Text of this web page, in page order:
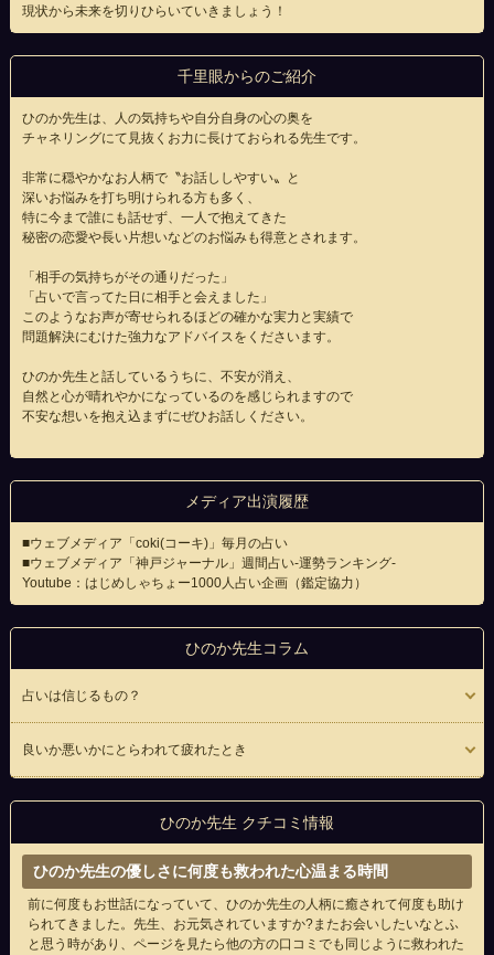
現状から未来を切りひらいていきましょう！
千里眼からのご紹介
ひのか先生は、人の気持ちや自分自身の心の奥を
チャネリングにて見抜くお力に長けておられる先生です。
非常に穏やかなお人柄で〝お話ししやすい〟と
深いお悩みを打ち明けられる方も多く、
特に今まで誰にも話せず、一人で抱えてきた
秘密の恋愛や長い片想いなどのお悩みも得意とされます。
「相手の気持ちがその通りだった」
「占いで言ってた日に相手と会えました」
このようなお声が寄せられるほどの確かな実力と実績で
問題解決にむけた強力なアドバイスをくださいます。
ひのか先生と話しているうちに、不安が消え、
自然と心が晴れやかになっているのを感じられますので
不安な想いを抱え込まずにぜひお話しください。
メディア出演履歴
■ウェブメディア「coki(コーキ)」毎月の占い
■ウェブメディア「神戸ジャーナル」週間占い-運勢ランキング-
Youtube：はじめしゃちょー1000人占い企画（鑑定協力）
ひのか先生コラム
占いは信じるもの？
良いか悪いかにとらわれて疲れたとき
ひのか先生 クチコミ情報
ひのか先生の優しさに何度も救われた心温まる時間
前に何度もお世話になっていて、ひのか先生の人柄に癒されて何度も助け
られてきました。先生、お元気されていますか?またお会いしたいなとふ
と思う時があり、ページを見たら他の方の口コミでも同じように救われた